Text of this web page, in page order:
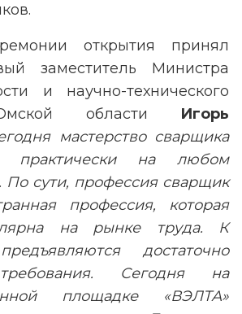
открытия принял
заместитель Министра
и научно-технического
области Игорь
мастерство сварщика
практически на любом
По сути, профессия сварщик
профессия, которая
на рынке труда. К
достаточно
Сегодня на
площадке «ВЭЛТА»